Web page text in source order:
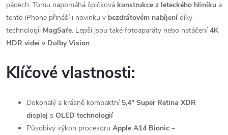
pádech. Tomu napomáhá špičková konstrukce z leteckého hliníku a
tento iPhone přináší i novinku v bezdrátovém nabíjení díky
technologii MagSafe. Lepší jsou také fotoaparáty nebo natáčení 4K
HDR videí v Dolby Vision.
Klíčové vlastnosti:
Dokonalý a krásně kompaktní 5,4" Super Retina XDR
displej s OLED technologií
Působivý výkon procesoru Apple A14 Bionic –